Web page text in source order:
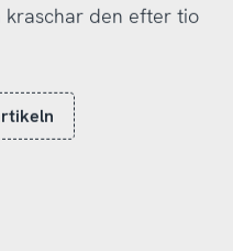
den efter tio